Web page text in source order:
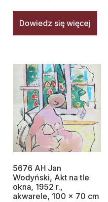
Dowiedz się więcej
5676 AH Jan
Wodyński, Akt na tle
okna, 1952 r.,
akwarele, 100 x 70 cm